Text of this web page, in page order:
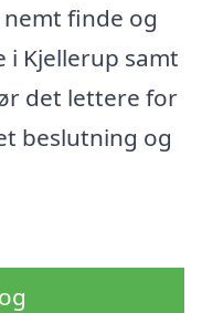
finde og
Kjellerup samt
det lettere for
beslutning og